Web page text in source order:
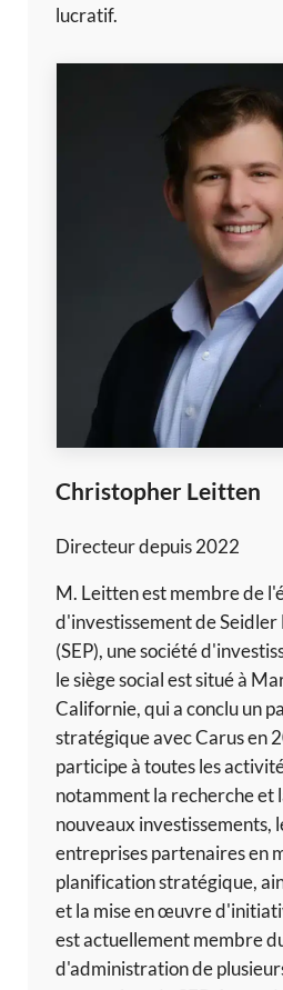
lucratif.
Christopher Leitten
Directeur depuis 2022
M. Leitten est membre de
d'investissement de
(SEP), une société
le siège social est situé à
Californie, qui a conclu un
stratégique avec Carus en
participe à toutes les
notamment la recherche et
nouveaux investissements,
entreprises partenaires en
planification stratégique,
et la mise en œuvre
est actuellement membre
d'administration de